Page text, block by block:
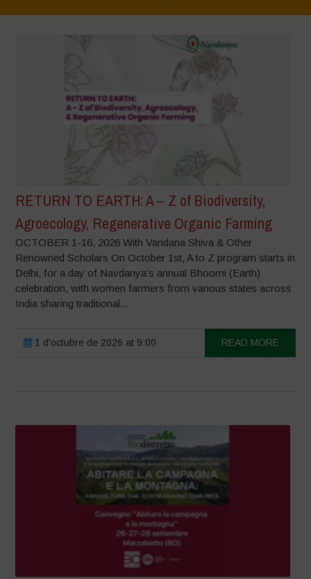
RETURN TO EARTH: A – Z of Biodiversity,
Agroecology, Regenerative Organic Farming
OCTOBER 1-16, 2026 With Vandana Shiva & Other
Renowned Scholars On October 1st, A to Z program starts in
Delhi, for a day of Navdanya’s annual Bhoomi (Earth)
celebration, with women farmers from various states across
India sharing traditional...
1 d'octubre de 2026 at 9:00 READ MORE